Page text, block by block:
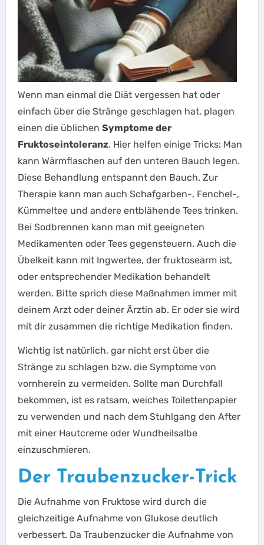
Wenn man einmal die Diät vergessen hat oder
einfach über die Stränge geschlagen hat, plagen
einen die üblichen Symptome der
Fruktoseintoleranz. Hier helfen einige Tricks: Man
kann Wärmflaschen auf den unteren Bauch legen.
Diese Behandlung entspannt den Bauch. Zur
Therapie kann man auch Schafgarben-, Fenchel-,
Kümmeltee und andere entblähende Tees trinken.
Bei Sodbrennen kann man mit geeigneten
Medikamenten oder Tees gegensteuern. Auch die
Übelkeit kann mit Ingwertee, der fruktosearm ist,
oder entsprechender Medikation behandelt
werden. Bitte sprich diese Maßnahmen immer mit
deinem Arzt oder deiner Ärztin ab. Er oder sie wird
mit dir zusammen die richtige Medikation finden.
Wichtig ist natürlich, gar nicht erst über die
Stränge zu schlagen bzw. die Symptome von
vornherein zu vermeiden. Sollte man Durchfall
bekommen, ist es ratsam, weiches Toilettenpapier
zu verwenden und nach dem Stuhlgang den After
mit einer Hautcreme oder Wundheilsalbe
einzuschmieren.
Der Traubenzucker-Trick
Die Aufnahme von Fruktose wird durch die
gleichzeitige Aufnahme von Glukose deutlich
verbessert. Da Traubenzucker die Aufnahme von